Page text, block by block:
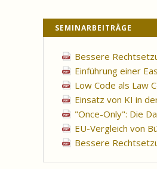
SEMINARBEITRÄGE
Bessere
Einführung einer
Low Code als Law
Einsatz von KI in
"Once-Only": Die
EU-Vergleich von
Bessere